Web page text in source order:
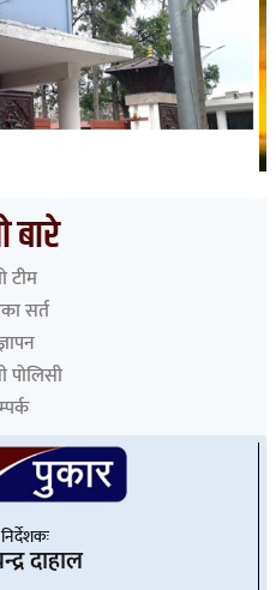
बारे
टीम
सर्त
पोलिसी
दाहाल